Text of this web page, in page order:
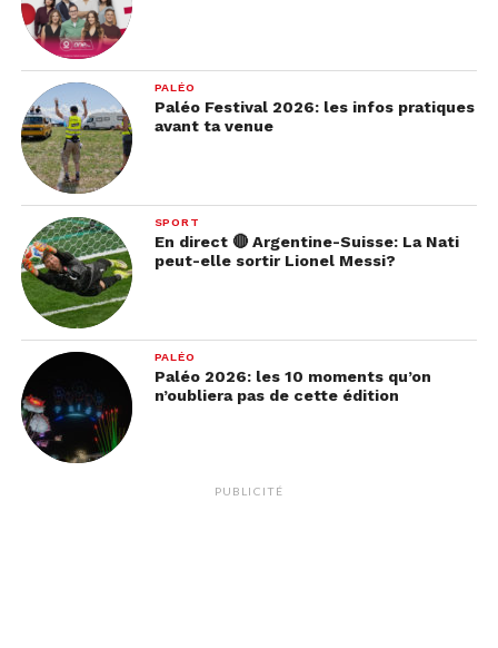
PALÉO
Paléo Festival 2026: les infos pratiques
avant ta venue
SPORT
En direct 🔴 Argentine-Suisse: La Nati
peut-elle sortir Lionel Messi?
PALÉO
Paléo 2026: les 10 moments qu’on
n’oubliera pas de cette édition
PUBLICITÉ